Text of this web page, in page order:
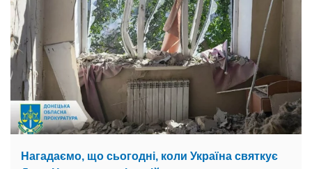
Нагадаємо, що сьогодні, коли Україна святкує